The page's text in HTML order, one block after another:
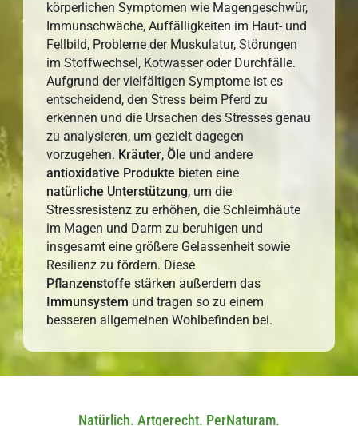
körperlichen Symptomen wie Magengeschwür,
Immunschwäche, Auffälligkeiten im Haut- und
Fellbild, Probleme der Muskulatur, Störungen
im Stoffwechsel, Kotwasser oder Durchfälle.
Aufgrund der vielfältigen Symptome ist es
entscheidend, den Stress beim Pferd zu
erkennen und die Ursachen des Stresses genau
zu analysieren, um gezielt dagegen
vorzugehen. Kräuter,Öle und andere
antioxidative Produkte bieten eine
natürliche Unterstützung, um die
Stressresistenz zu erhöhen, die Schleimhäute
im Magen und Darm zu beruhigen und
insgesamt eine größere Gelassenheit sowie
Resilienz zu fördern. Diese
Pflanzenstoffestärken außerdem das
Immunsystem und tragen so zu einem
besseren allgemeinen Wohlbefinden bei.
Natürlich. Artgerecht. PerNaturam.